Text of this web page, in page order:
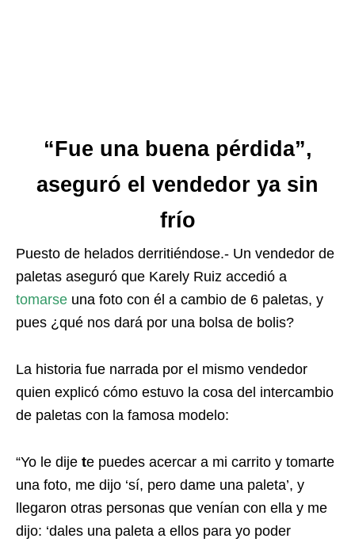
“Fue una buena pérdida”,
aseguró el vendedor ya sin
frío
Puesto de helados derritiéndose.- Un vendedor de
paletas aseguró que Karely Ruiz accedió a
tomarse una foto con él a cambio de 6 paletas, y
pues ¿qué nos dará por una bolsa de bolis?
La historia fue narrada por el mismo vendedor
quien explicó cómo estuvo la cosa del intercambio
de paletas con la famosa modelo:
“Yo le dije te puedes acercar a mi carrito y tomarte
una foto, me dijo ‘sí, pero dame una paleta’, y
llegaron otras personas que venían con ella y me
dijo: ‘dales una paleta a ellos para yo poder